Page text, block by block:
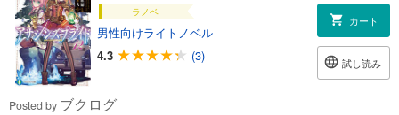
ラノベ
男性向けライトノベル
4.3
(3)
カート
試し読み
Posted by ブクログ